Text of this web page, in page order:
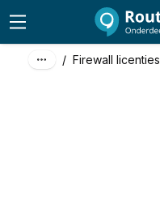
/ Firewall licenties
€ 108,69